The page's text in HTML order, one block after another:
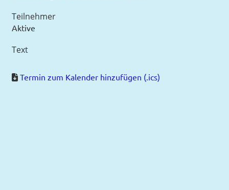
Teilnehmer
Aktive
Text
Termin zum Kalender hinzufügen (.ics)